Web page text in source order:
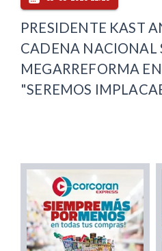
PRESIDENTE KAST
CADENA NACIONAL
MEGARREFORMA
"SEREMOS